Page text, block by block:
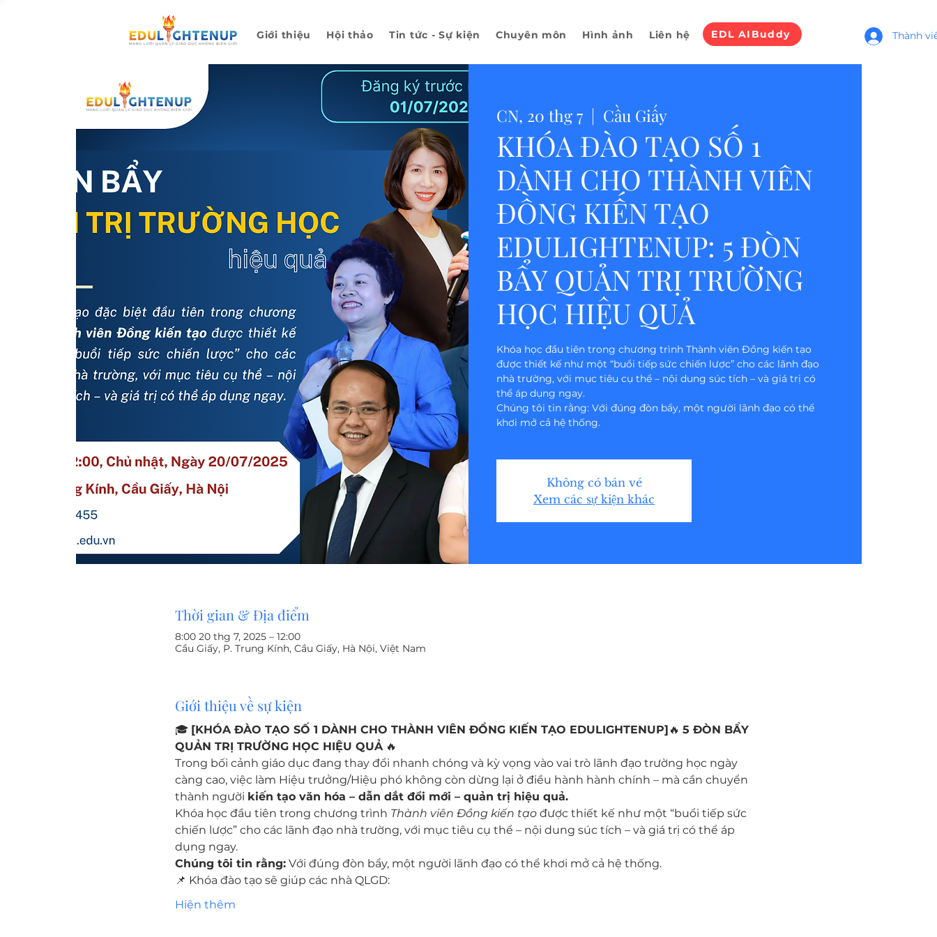
Giới thiệu Hội thảo Tin tức - Sự kiện Chuyên môn Hình ảnh Liên hệ EDL AIBuddy Thành
CN, 20 thg 7
  |
Cầu Giấy
KHÓA ĐÀO TẠO SỐ 1
DÀNH CHO THÀNH VIÊN
ĐỒNG KIẾN TẠO
EDULIGHTENUP: 5 ĐÒN
BẨY QUẢN TRỊ TRƯỜNG
HỌC HIỆU QUẢ
Khóa học đầu tiên trong chương trình Thành viên Đồng kiến tạo
được thiết kế như một “buổi tiếp sức chiến lược” cho các lãnh đạo
nhà trường, với mục tiêu cụ thể – nội dung súc tích – và giá trị có
thể áp dụng ngay.
Chúng tôi tin rằng: Với đúng đòn bẩy, một người lãnh đạo có thể
khơi mở cả hệ thống.
Không có bán vé
Xem các sự kiện khác
Thời gian & Địa điểm
8:00 20 thg 7, 2025 – 12:00
Cầu Giấy, P. Trung Kính, Cầu Giấy, Hà Nội, Việt Nam
Giới thiệu về sự kiện
🎓 [KHÓA ĐÀO TẠO SỐ 1 DÀNH CHO THÀNH VIÊN ĐỒNG KIẾN TẠO EDULIGHTENUP] 🔥 5 ĐÒN BẨY
QUẢN TRỊ TRƯỜNG HỌC HIỆU QUẢ 🔥
Trong bối cảnh giáo dục đang thay đổi nhanh chóng và kỳ vọng vào vai trò lãnh đạo trường học ngày
càng cao, việc làm Hiệu trưởng/Hiệu phó không còn dừng lại ở điều hành hành chính – mà cần chuyển
thành người kiến tạo văn hóa – dẫn dắt đổi mới – quản trị hiệu quả.
Khóa học đầu tiên trong chương trình Thành viên Đồng kiến tạo được thiết kế như một “buổi tiếp sức
chiến lược” cho các lãnh đạo nhà trường, với mục tiêu cụ thể – nội dung súc tích – và giá trị có thể áp
dụng ngay.
Chúng tôi tin rằng: Với đúng đòn bẩy, một người lãnh đạo có thể khơi mở cả hệ thống.
📌 Khóa đào tạo sẽ giúp các nhà QLGD:
Hiện thêm